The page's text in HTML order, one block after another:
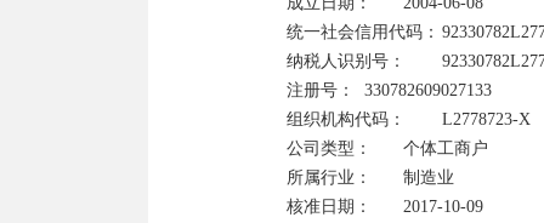
统一社会信用代码：	92330782L2778723XB
纳税人识别号：	92330782L2778723XB
注册号：	330782609027133
组织机构代码：	L2778723-X
公司类型：	个体工商户
所属行业：	制造业
核准日期：	2017-10-09